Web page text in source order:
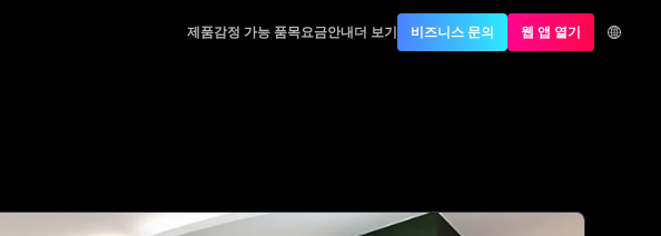
제품감정 가능 품목요금안내더 보기 비즈니스 문의 웹 앱 열기